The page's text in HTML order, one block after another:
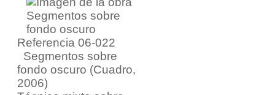
Referencia 06-022
Segmentos sobre
fondo oscuro (Cuadro,
2006)